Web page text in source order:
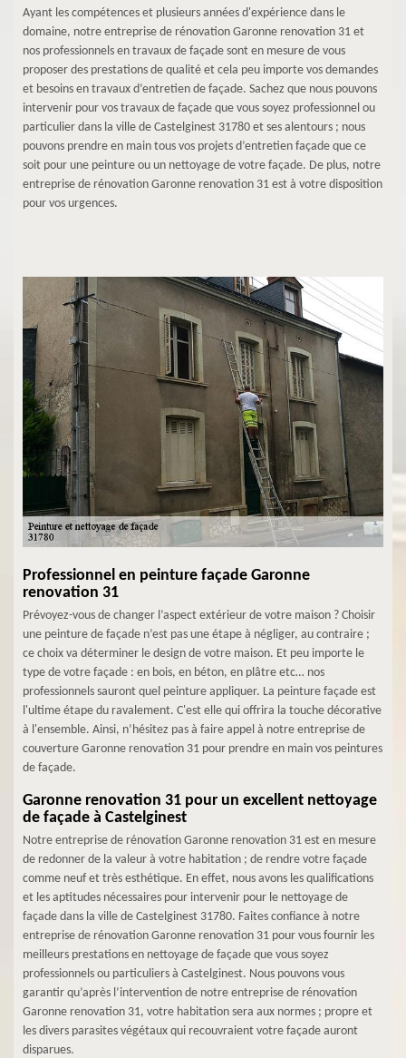
Ayant les compétences et plusieurs années d'expérience dans le
domaine, notre entreprise de rénovation Garonne renovation 31 et
nos professionnels en travaux de façade sont en mesure de vous
proposer des prestations de qualité et cela peu importe vos demandes
et besoins en travaux d’entretien de façade. Sachez que nous pouvons
intervenir pour vos travaux de façade que vous soyez professionnel ou
particulier dans la ville de Castelginest 31780 et ses alentours ; nous
pouvons prendre en main tous vos projets d’entretien façade que ce
soit pour une peinture ou un nettoyage de votre façade. De plus, notre
entreprise de rénovation Garonne renovation 31 est à votre disposition
pour vos urgences.
Professionnel en peinture façade Garonne
renovation 31
Prévoyez-vous de changer l’aspect extérieur de votre maison ? Choisir
une peinture de façade n’est pas une étape à négliger, au contraire ;
ce choix va déterminer le design de votre maison. Et peu importe le
type de votre façade : en bois, en béton, en plâtre etc… nos
professionnels sauront quel peinture appliquer. La peinture façade est
l'ultime étape du ravalement. C'est elle qui offrira la touche décorative
à l'ensemble. Ainsi, n’hésitez pas à faire appel à notre entreprise de
couverture Garonne renovation 31 pour prendre en main vos peintures
de façade.
Garonne renovation 31 pour un excellent nettoyage
de façade à Castelginest
Notre entreprise de rénovation Garonne renovation 31 est en mesure
de redonner de la valeur à votre habitation ; de rendre votre façade
comme neuf et très esthétique. En effet, nous avons les qualifications
et les aptitudes nécessaires pour intervenir pour le nettoyage de
façade dans la ville de Castelginest 31780. Faites confiance à notre
entreprise de rénovation Garonne renovation 31 pour vous fournir les
meilleurs prestations en nettoyage de façade que vous soyez
professionnels ou particuliers à Castelginest. Nous pouvons vous
garantir qu’après l’intervention de notre entreprise de rénovation
Garonne renovation 31, votre habitation sera aux normes ; propre et
les divers parasites végétaux qui recouvraient votre façade auront
disparues.